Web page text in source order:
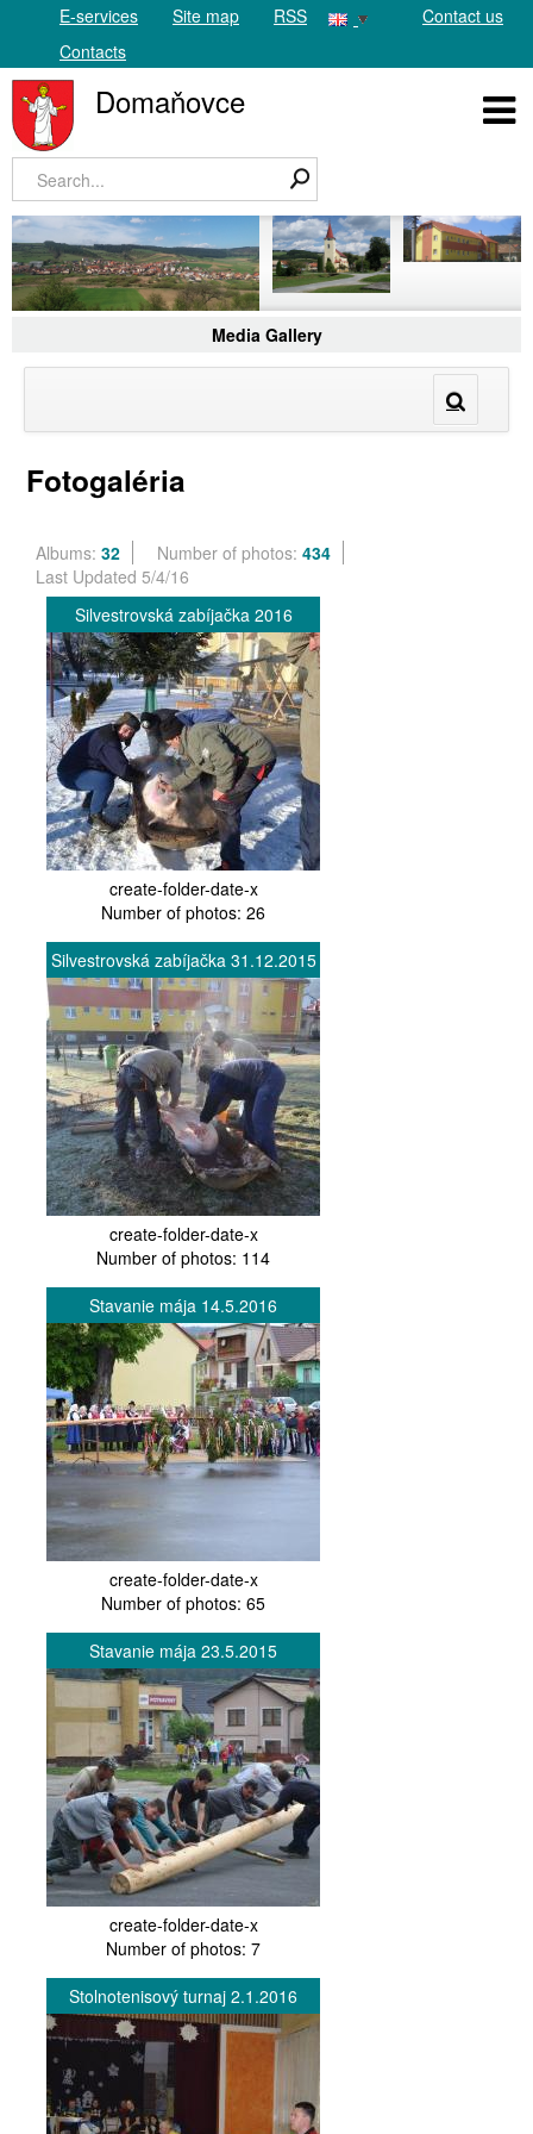
E-services Site map RSS
Contact us
Contacts
Domaňovce
Media Gallery
Fotogaléria
Albums: 32 Number of photos: 434
Last Updated 5/4/16
Silvestrovská zabíjačka 2016
create-folder-date-x
Number of photos: 26
Silvestrovská zabíjačka 31.12.2015
create-folder-date-x
Number of photos: 114
Stavanie mája 14.5.2016
create-folder-date-x
Number of photos: 65
Stavanie mája 23.5.2015
create-folder-date-x
Number of photos: 7
Stolnotenisový turnaj 2.1.2016